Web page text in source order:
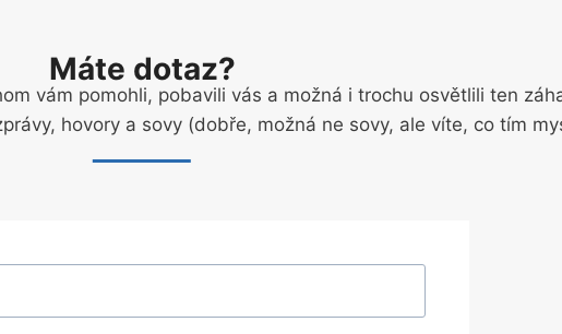
Máte dotaz?
vám pomohli, pobavili vás a možná i trochu osvětlili ten
hovory a sovy (dobře, možná ne sovy, ale víte, co tím